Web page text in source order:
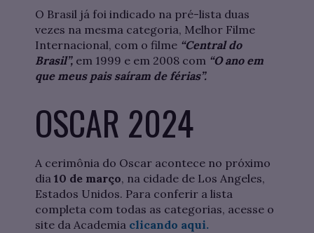
O Brasil já foi indicado na pré-lista duas
vezes na mesma categoria, Melhor Filme
Internacional, com o filme “Central do
Brasil”, em 1999 e em 2008 com “O ano em
que meus pais saíram de férias”.
OSCAR 2024
A cerimônia do Oscar acontece no próximo
dia 10 de março, na cidade de Los Angeles,
Estados Unidos. Para conferir a lista
completa com todas as categorias, acesse o
site da Academia clicando aqui.